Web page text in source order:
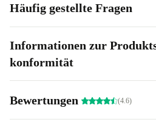
Häufig gestellte Fragen
Informationen zur
konformität
Bewertungen (4.6)